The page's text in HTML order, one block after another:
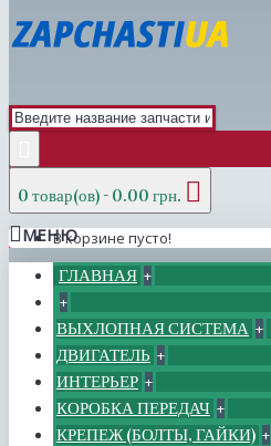
0 товар(ов) - 0.00 грн.
В корзине пусто!
МЕНЮ
ГЛАВНАЯ +
+
ВЫХЛОПНАЯ СИСТЕМА +
ДВИГАТЕЛЬ +
ИНТЕРЬЕР +
КОРОБКА ПЕРЕДАЧ +
КРЕПЕЖ (БОЛТЫ, ГАЙКИ) +